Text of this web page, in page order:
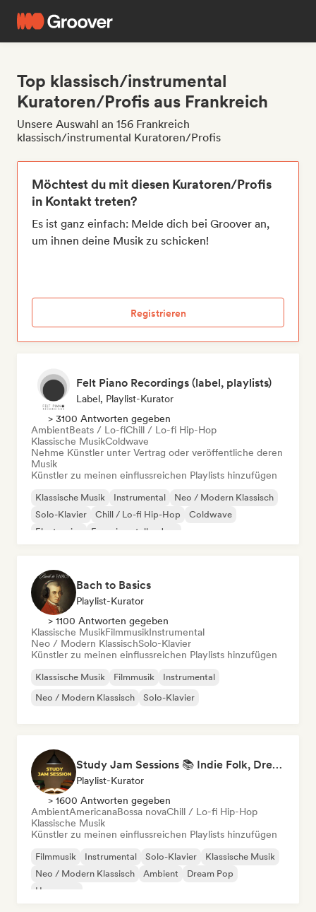
Top klassisch/instrumental
Kuratoren/Profis aus Frankreich
Unsere Auswahl an 156 Frankreich
klassisch/instrumental Kuratoren/Profis
Möchtest du mit diesen Kuratoren/Profis
in Kontakt treten?
Es ist ganz einfach: Melde dich bei Groover an,
um ihnen deine Musik zu schicken!
Registrieren
Felt Piano Recordings (label, playlists)
Label, Playlist-Kurator
> 3100 Antworten gegeben
AmbientBeats / Lo-fiChill / Lo-fi Hip-Hop
Klassische MusikColdwave
Nehme Künstler unter Vertrag oder veröffentliche deren
Musik
Künstler zu meinen einflussreichen Playlists hinzufügen
Klassische Musik Instrumental
Neo / Modern Klassisch
Solo-Klavier
Chill / Lo-fi Hip-Hop
Coldwave
Electronica
Experimenteller Jazz
Bach to Basics
Playlist-Kurator
> 1100 Antworten gegeben
Klassische MusikFilmmusikInstrumental
Neo / Modern KlassischSolo-Klavier
Künstler zu meinen einflussreichen Playlists hinzufügen
Klassische Musik Filmmusik
Instrumental
Neo / Modern Klassisch
Solo-Klavier
Study Jam Sessions 📚 Indie Folk, Dream Pop & Singer-Songwriter
Playlist-Kurator
> 1600 Antworten gegeben
AmbientAmericanaBossa novaChill / Lo-fi Hip-Hop
Klassische Musik
Künstler zu meinen einflussreichen Playlists hinzufügen
Filmmusik Instrumental Solo-Klavier
Klassische Musik
Neo / Modern Klassisch
Ambient
Dream Pop
Hyperpop